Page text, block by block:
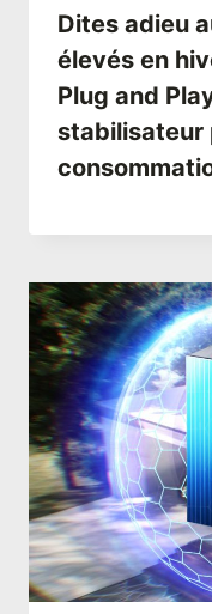
Dites adieu
élevés en
Plug and
stabilisateur